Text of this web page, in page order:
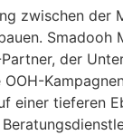
zwischen der
Smadooh
der
einer tieferen